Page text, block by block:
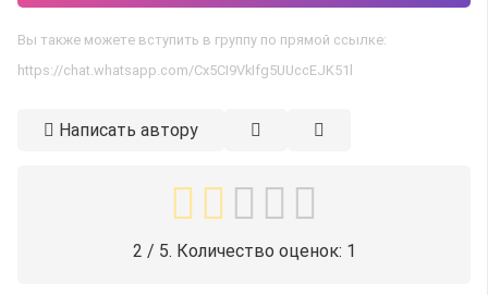
Вы также можете вступить в группу по прямой ссылке:
https://chat.whatsapp.com/Cx5CI9VkIfg5UUccEJK51l
Написать автору
2 / 5. Количество оценок: 1